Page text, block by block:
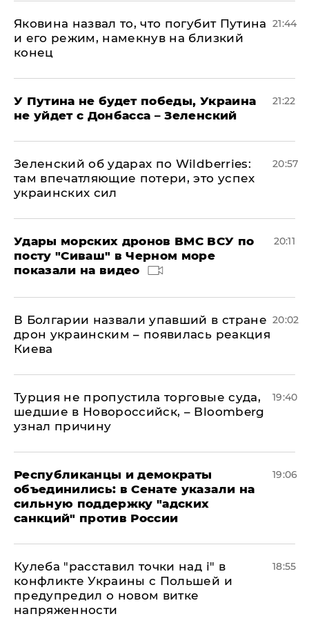
Яковина назвал то, что погубит Путина
и его режим, намекнув на близкий
конец
21:44
У Путина не будет победы, Украина
не уйдет с Донбасса – Зеленский
21:22
Зеленский об ударах по Wildberries:
там впечатляющие потери, это успех
украинских сил
20:57
Удары морских дронов ВМС ВСУ по
посту "Сиваш" в Черном море
показали на видео
20:11
В Болгарии назвали упавший в стране
дрон украинским – появилась реакция
Киева
20:02
Турция не пропустила торговые суда,
шедшие в Новороссийск, – Bloomberg
узнал причину
19:40
Республиканцы и демократы
объединились: в Сенате указали на
сильную поддержку "адских
санкций" против России
19:06
Кулеба "расставил точки над і" в
конфликте Украины с Польшей и
предупредил о новом витке
напряженности
18:55